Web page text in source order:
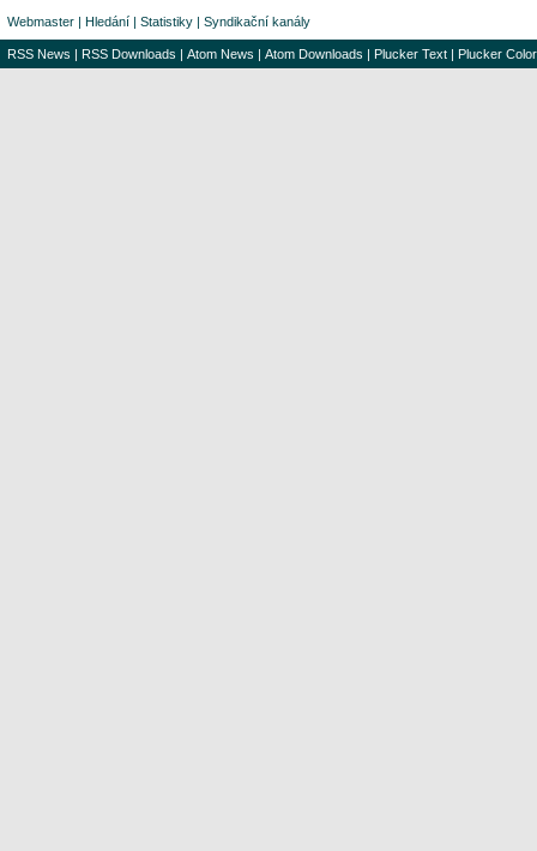
Webmaster | Hledání | Statistiky | Syndikační kanály
RSS News | RSS Downloads | Atom News | Atom Downloads | Plucker Text | Plucker Color